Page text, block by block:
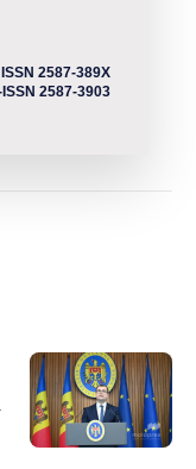
ISSN 2587-389X
ISSN 2587-3903